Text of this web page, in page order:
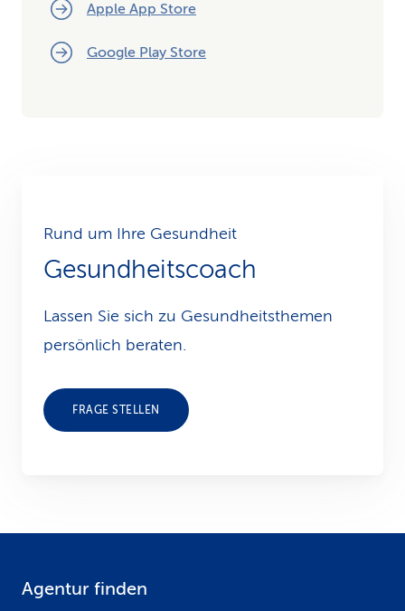
Apple App Store
Google Play Store
Rund um Ihre Gesundheit
Gesundheitscoach
Lassen Sie sich zu Gesundheits­themen
persönlich beraten.
FRAGE STELLEN
Agentur finden